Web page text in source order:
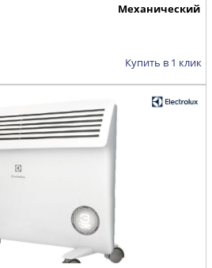
Механический
Купить в 1 клик